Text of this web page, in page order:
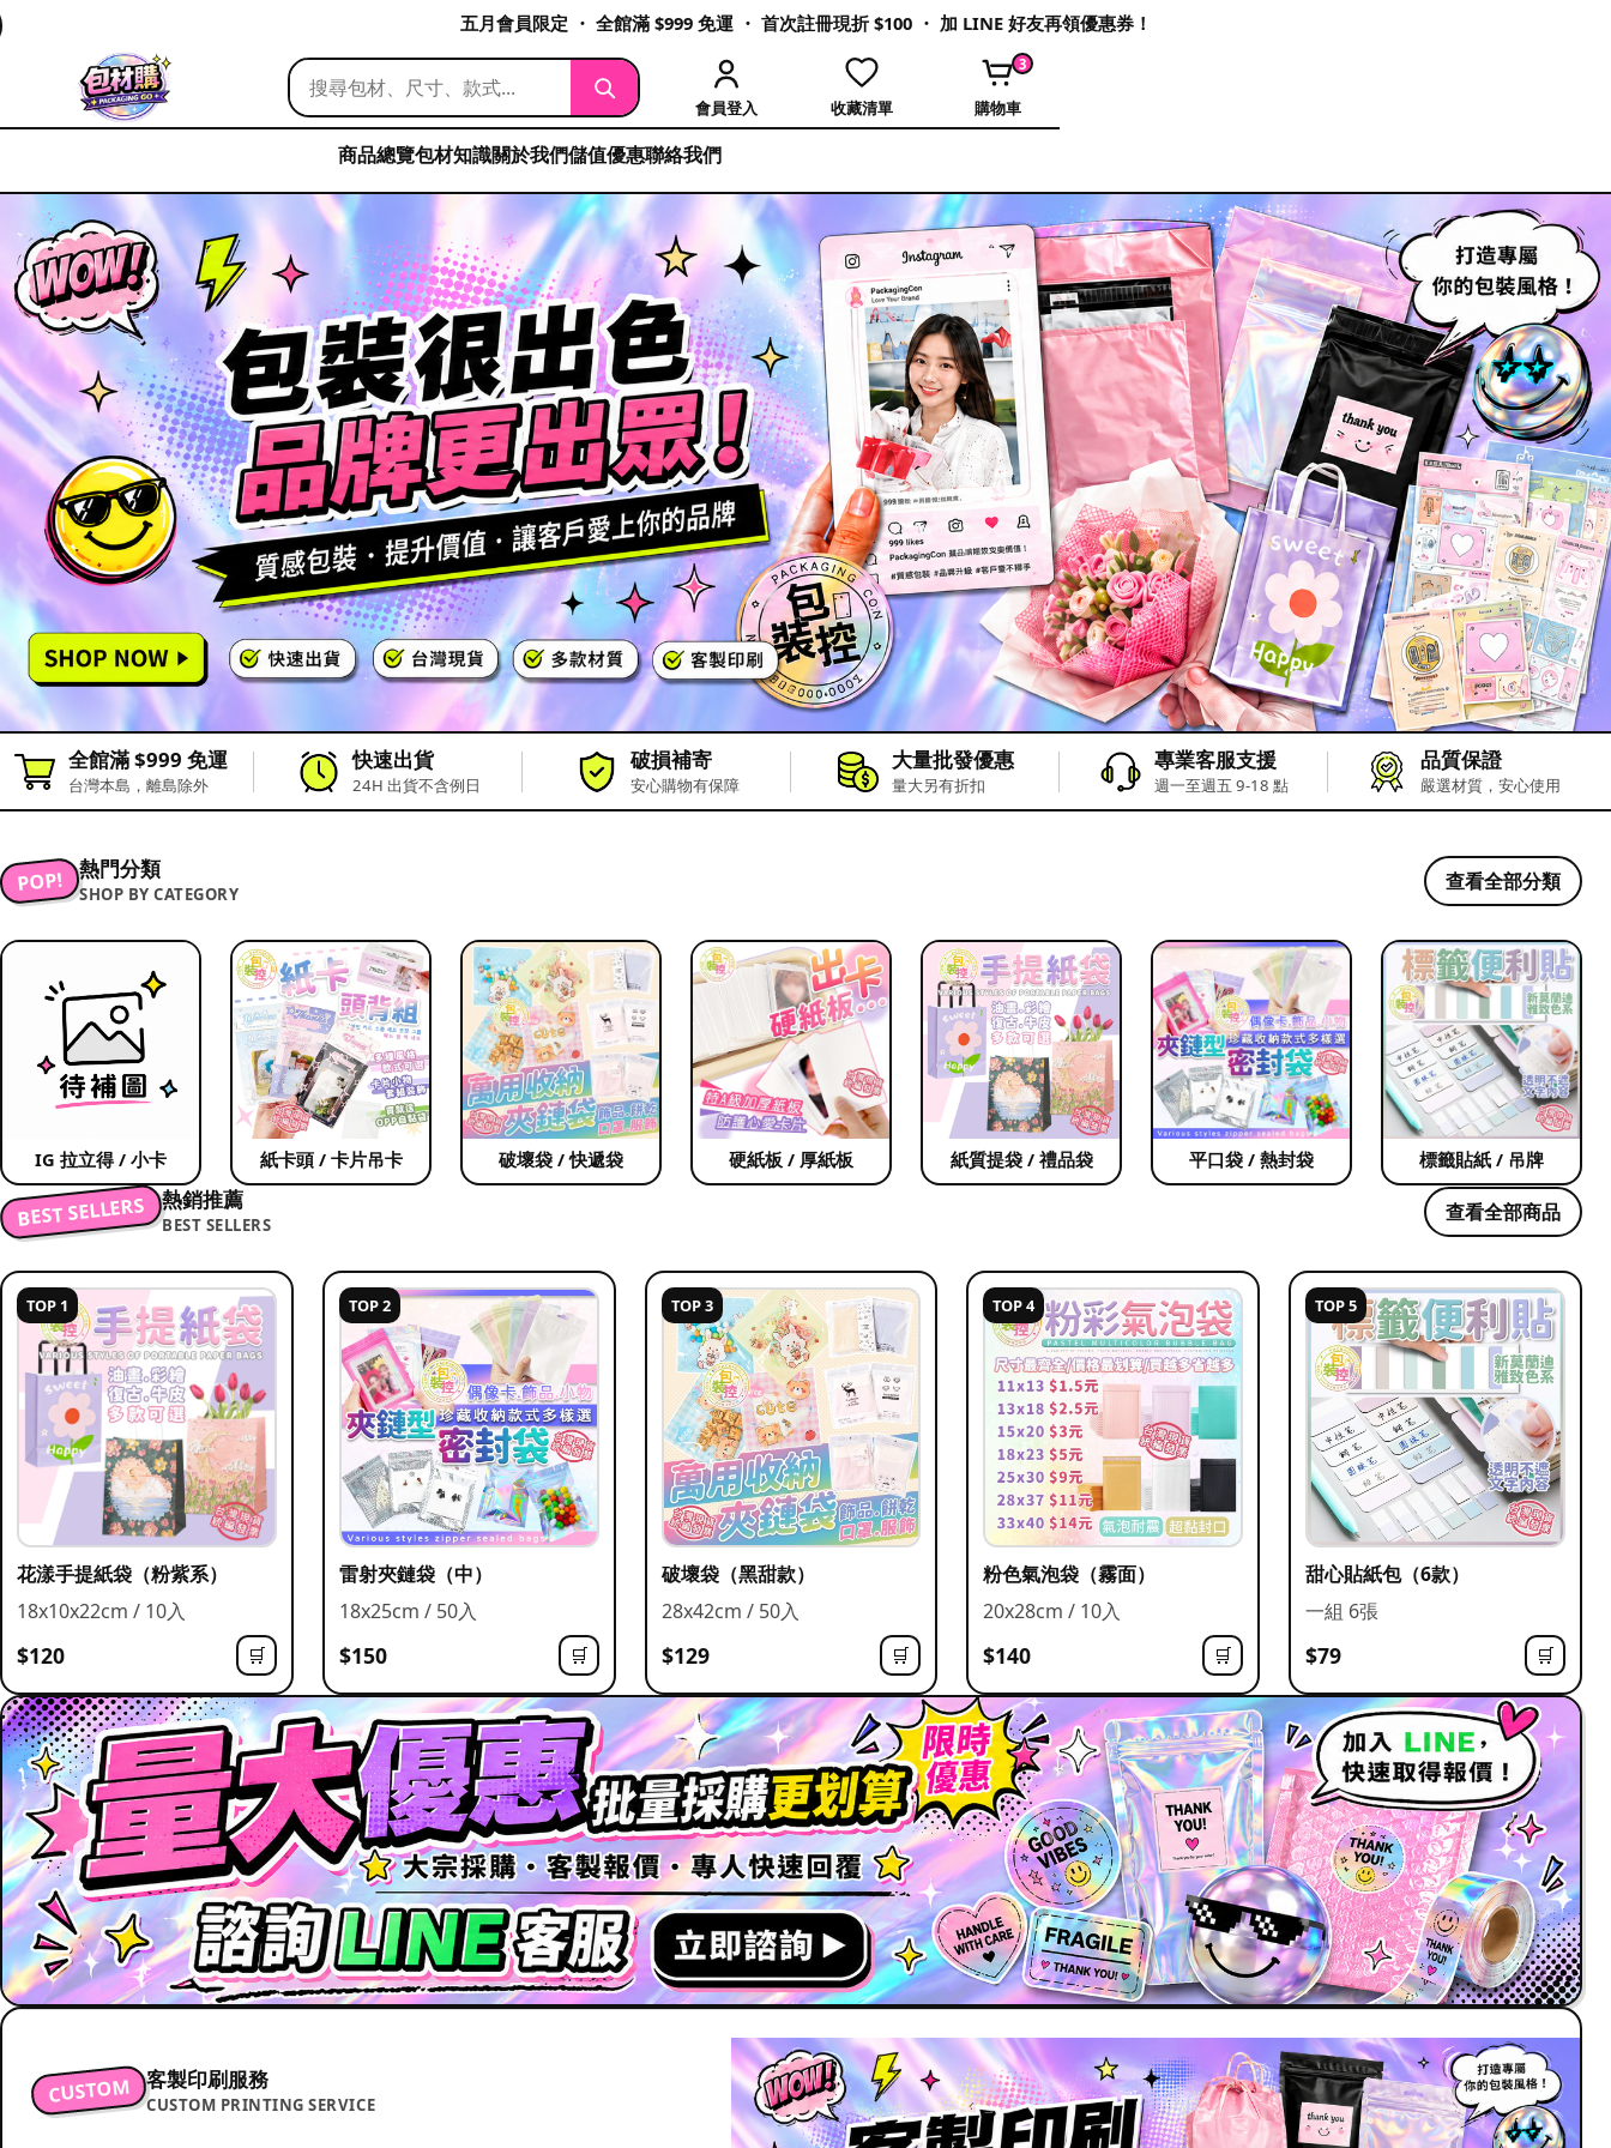
五月會員限定 ・ 全館滿 $999 免運 ・ 首次註冊現折 $100 ・ 加 LINE 好友再領優惠券！
會員登入 收藏清單
3
購物車
商品總覽包材知識關於我們儲值優惠聯絡我們
全館滿 $999 免運
台灣本島，離島除外
快速出貨
24H 出貨不含例日
破損補寄
安心購物有保障
大量批發優惠
量大另有折扣
專業客服支援
週一至週五 9-18 點
品質保證
嚴選材質，安心使用
POP! 熱門分類
SHOP BY CATEGORY
查看全部分類
IG 拉立得 / 小卡 紙卡頭 / 卡片吊卡 破壞袋 / 快遞袋 硬紙板 / 厚紙板 紙質提袋 / 禮品袋 平口袋 / 熱封袋 標籤貼紙 / 吊牌
BEST SELLERS 熱銷推薦
BEST SELLERS
查看全部商品
TOP 1
花漾手提紙袋（粉紫系）
18x10x22cm / 10入
$120 🛒
TOP 2
雷射夾鏈袋（中）
18x25cm / 50入
$150 🛒
TOP 3
破壞袋（黑甜款）
28x42cm / 50入
$129 🛒
TOP 4
粉色氣泡袋（霧面）
20x28cm / 10入
$140 🛒
TOP 5
甜心貼紙包（6款）
一組 6張
$79 🛒
CUSTOM 客製印刷服務
CUSTOM PRINTING SERVICE